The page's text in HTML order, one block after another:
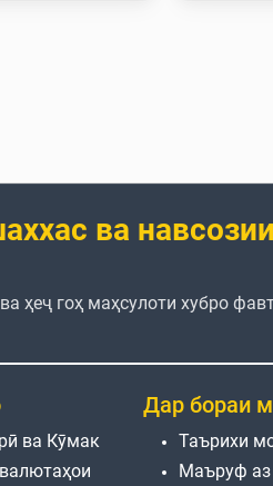
ва навсозии
ҳеҷ гоҳ маҳсулоти хубро
ва Кӯмак
Дар бораи
Таърихи
Маъруф аз